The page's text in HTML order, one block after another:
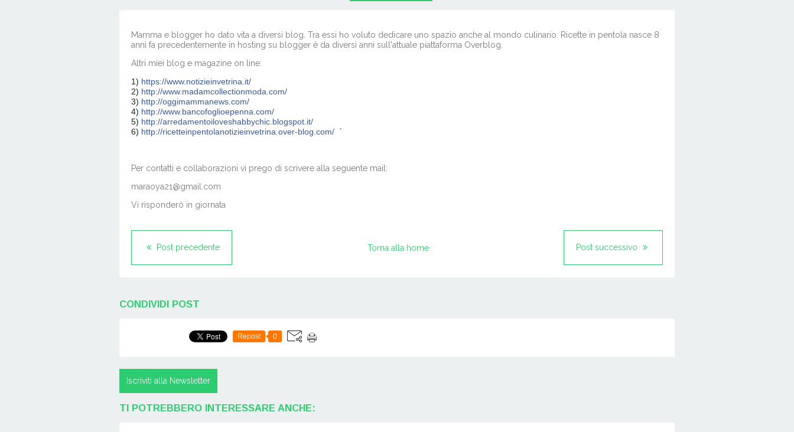
Mamma e blogger ho dato vita a diversi blog. Tra essi ho voluto dedicare uno spazio anche al mondo culinario. Ricette in pentola nasce 8
anni fa precedentemente in hosting su blogger è da diversi anni sull'attuale piattaforma Overblog.
Altri miei blog e magazine on line:
1) https://www.notizieinvetrina.it/
2) http://www.madamcollectionmoda.com/
3) http://oggimammanews.com/
4) http://www.bancofoglioepenna.com/
5) http://arredamentoiloveshabbychic.blogspot.it/
6) http://ricetteinpentolanotizieinvetrina.over-blog.com/ *
Per contatti e collaborazioni vi prego di scrivere alla seguente mail:
maraoya21@gmail.com
Vi risponderò in giornata
Post precedente Post successivo
Torna alla home
CONDIVIDI POST
Repost 0
Iscriviti alla Newsletter
TI POTREBBERO INTERESSARE ANCHE: